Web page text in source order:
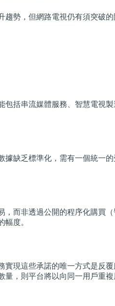
勢，但網路電視仍有須突破的
括串流媒體服務、智慧電視
缺乏標準化，需有一個統一的
，而非透過公開的程序化購買
度。
現這些承諾的唯一方式是反
，則平台將以向同一用戶重複